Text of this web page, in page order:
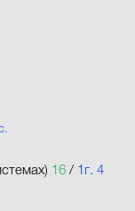
16 / 1г. 4